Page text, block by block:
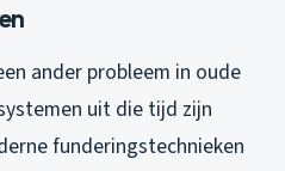
ander probleem in oude
uit die tijd zijn
funderingstechnieken